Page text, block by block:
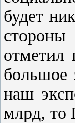
будет
отметил
большое
наш
млрд, то